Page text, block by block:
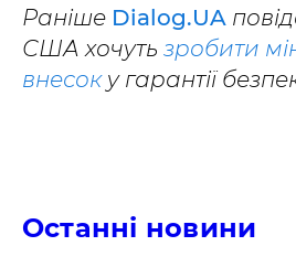
Раніше Dialog.UA
США хочуть зробити
внесоку гарантії
Останні новини